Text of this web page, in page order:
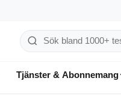
Sök
konsumentvalet
Tjänster & Abonnemang